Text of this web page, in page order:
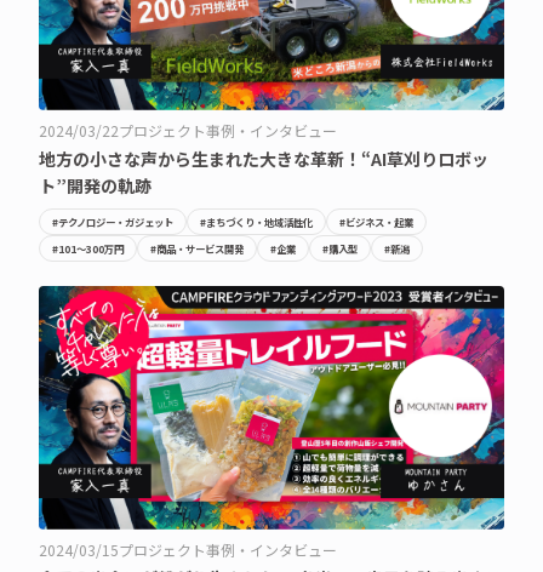
2024/03/22プロジェクト事例・インタビュー
地方の小さな声から生まれた大きな革新！“AI草刈りロボッ
ト”開発の軌跡
#テクノロジー・ガジェット #まちづくり・地域活性化
#ビジネス・起業
#101〜300万円
#商品・サービス開発 #企業 #購入型 #新潟
2024/03/15プロジェクト事例・インタビュー